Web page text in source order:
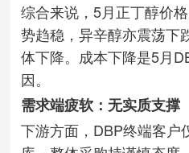
综合来说，5月正丁醇价
势趋稳，异辛醇亦震荡下
体下降。成本下降是5月
因。
需求端疲软：无实质支撑
下游方面，DBP终端客户